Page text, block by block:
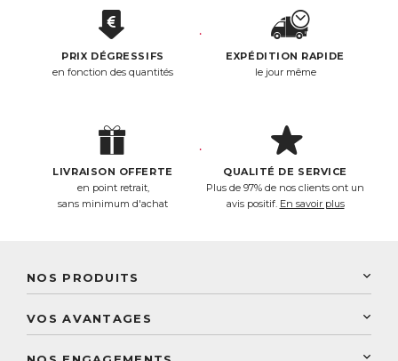
PRIX DÉGRESSIFS
en fonction des quantités
EXPÉDITION RAPIDE
le jour même
LIVRAISON OFFERTE
en point retrait,
sans minimum d'achat
QUALITÉ DE SERVICE
Plus de 97% de nos clients ont un
avis positif. En savoir plus
NOS PRODUITS
Laboratoire Landais
VOS AVANTAGES